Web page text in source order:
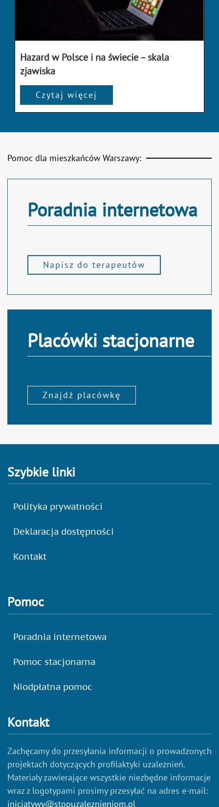
Hazard w Polsce i na świecie – skala
zjawiska
Czytaj więcej
Pomoc dla mieszkańców Warszawy:
Poradnia internetowa
Napisz do terapeutów
Placówki stacjonarne
Znajdź placówkę
Szybkie linki
Polityka prywatności
Deklaracja dostępności
Kontakt
Pomoc
Poradnia internetowa
Pomoc stacjonarna
Niodpłatna pomoc
Kontakt
Zachęcamy do przesyłania informacji o prowadzonych
projektach dotyczących profilaktyki uzależnień.
Materiały zawierające wszystkie niezbędne informacje
wraz z logotypami prosimy przesyłać na adres e-mail:
inicjatywy@stopuzaleznieniom.pl